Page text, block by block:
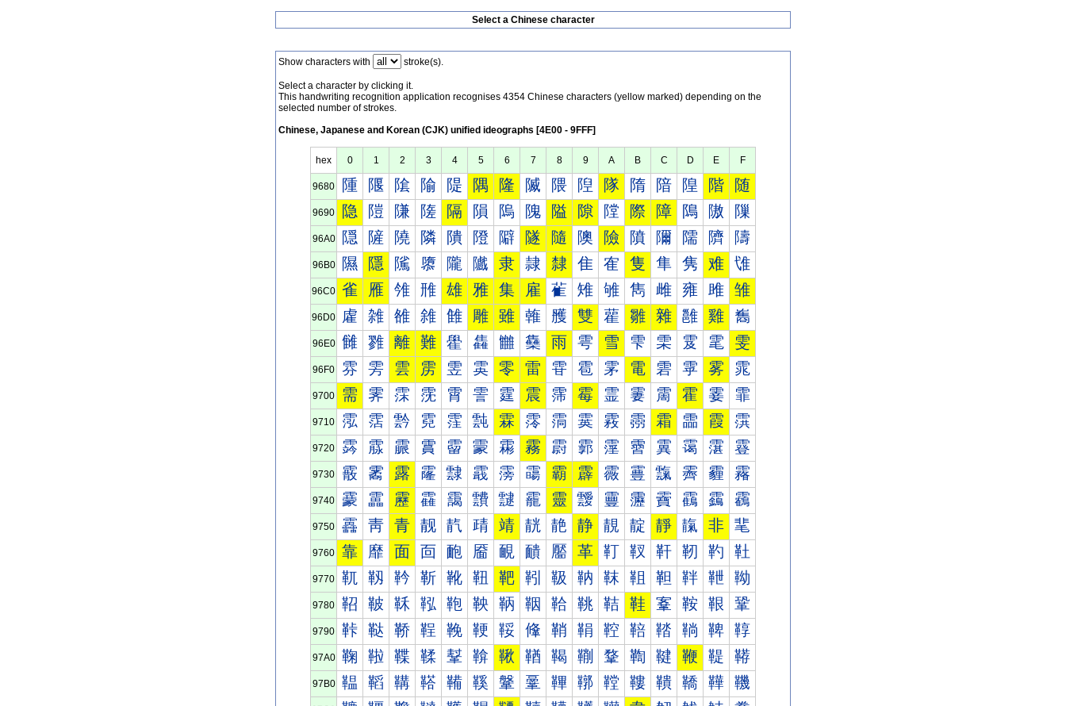
Select a Chinese character
Show characters with stroke(s).
Select a character by clicking it.
This handwriting recognition application recognises 4354 Chinese characters (yellow marked) depending on the
selected number of strokes.
Chinese, Japanese and Korean (CJK) unified ideographs [4E00 - 9FFF]
hex 0 1 2 3 4 5 6 7 8 9 A B C D E F
9680 隀 隁 隂 隃 隄 隅 隆 隇 隈 隉 隊 隋 隌 隍 階 随
9690 隐 隑 隒 隓 隔 隕 隖 隗 隘 隙 隚 際 障 隝 隞 隟
96A0 隠 隡 隢 隣 隤 隥 隦 隧 隨 隩 險 隫 隬 隭 隮 隯
96B0 隰 隱 隲 隳 隴 隵 隶 隷 隸 隹 隺 隻 隼 隽 难 隿
96C0 雀 雁 雂 雃 雄 雅 集 雇 雈 雉 雊 雋 雌 雍 雎 雏
96D0 雐 雑 雒 雓 雔 雕 雖 雗 雘 雙 雚 雛 雜 雝 雞 雟
96E0 雠 雡 離 難 雤 雥 雦 雧 雨 雩 雪 雫 雬 雭 雮 雯
96F0 雰 雱 雲 雳 雴 雵 零 雷 雸 雹 雺 電 雼 雽 雾 雿
9700 需 霁 霂 霃 霄 霅 霆 震 霈 霉 霊 霋 霌 霍 霎 霏
9710 霐 霑 霒 霓 霔 霕 霖 霗 霘 霙 霚 霛 霜 霝 霞 霟
9720 霠 霡 霢 霣 霤 霥 霦 霧 霨 霩 霪 霫 霬 霭 霮 霯
9730 霰 霱 露 霳 霴 霵 霶 霷 霸 霹 霺 霻 霼 霽 霾 霿
9740 靀 靁 靂 靃 靄 靅 靆 靇 靈 靉 靊 靋 靌 靍 靎 靏
9750 靐 靑 青 靓 靔 靕 靖 靗 靘 静 靚 靛 靜 靝 非 靟
9760 靠 靡 面 靣 靤 靥 靦 靧 靨 革 靪 靫 靬 靭 靮 靯
9770 靰 靱 靲 靳 靴 靵 靶 靷 靸 靹 靺 靻 靼 靽 靾 靿
9780 鞀 鞁 鞂 鞃 鞄 鞅 鞆 鞇 鞈 鞉 鞊 鞋 鞌 鞍 鞎 鞏
9790 鞐 鞑 鞒 鞓 鞔 鞕 鞖 鞗 鞘 鞙 鞚 鞛 鞜 鞝 鞞 鞟
97A0 鞠 鞡 鞢 鞣 鞤 鞥 鞦 鞧 鞨 鞩 鞪 鞫 鞬 鞭 鞮 鞯
97B0 鞰 鞱 鞲 鞳 鞴 鞵 鞶 鞷 鞸 鞹 鞺 鞻 鞼 鞽 鞾 鞿